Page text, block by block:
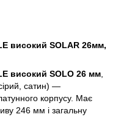
високий SOLAR 26мм,
високий SOLO 26 мм
сатин) —
корпусу. Має
246 мм і загальну